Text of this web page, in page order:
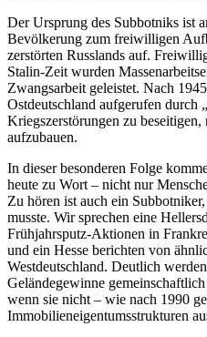
Der Ursprung des Subbotniks ist
Bevölkerung zum freiwilligen
zerstörten Russlands auf.
Stalin-Zeit wurden
Zwangsarbeit geleistet. Nach
Ostdeutschland aufgerufen durch
Kriegszerstörungen zu
aufzubauen.
In dieser besonderen Folge
heute zu Wort – nicht nur
Zu hören ist auch ein
musste. Wir sprechen eine
Frühjahrsputz-Aktionen in
und ein Hesse berichten von
Westdeutschland. Deutlich
Geländegewinne
wenn sie nicht – wie nach 1990
Immobilieneigentumsstrukturen